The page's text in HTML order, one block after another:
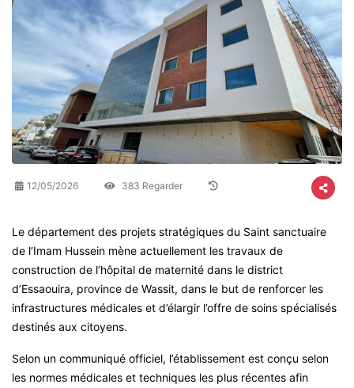
12/05/2026 383 Regarder
Le département des projets stratégiques du Saint sanctuaire
de l’Imam Hussein mène actuellement les travaux de
construction de l’hôpital de maternité dans le district
d’Essaouira, province de Wassit, dans le but de renforcer les
infrastructures médicales et d’élargir l’offre de soins spécialisés
destinés aux citoyens.
Selon un communiqué officiel, l’établissement est conçu selon
les normes médicales et techniques les plus récentes afin